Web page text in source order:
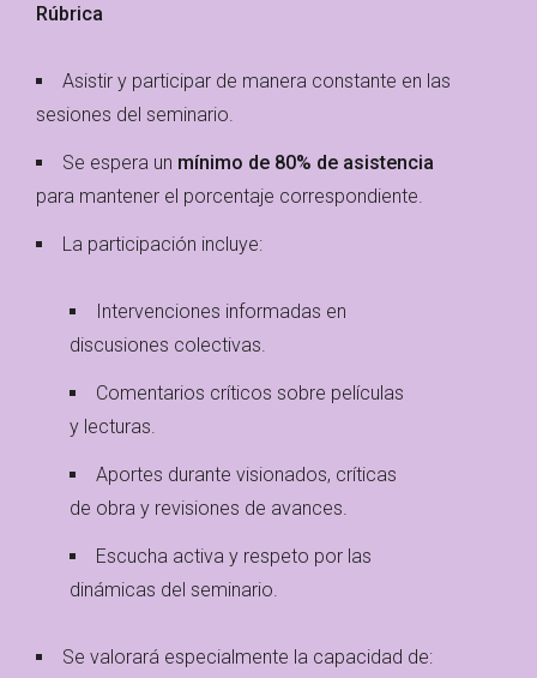
Rúbrica
Asistir y participar de manera constante en las
sesiones del seminario.
Se espera un mínimo de 80% de asistencia
para mantener el porcentaje correspondiente.
La participación incluye:
Intervenciones informadas en
discusiones colectivas.
Comentarios críticos sobre películas
y lecturas.
Aportes durante visionados, críticas
de obra y revisiones de avances.
Escucha activa y respeto por las
dinámicas del seminario.
Se valorará especialmente la capacidad de: